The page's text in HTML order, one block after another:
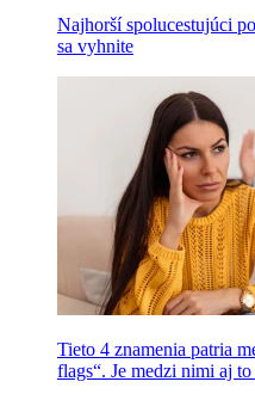
Najhorší spolucestujúci
sa vyhnite
Tieto 4 znamenia patria
flags“. Je medzi nimi aj to